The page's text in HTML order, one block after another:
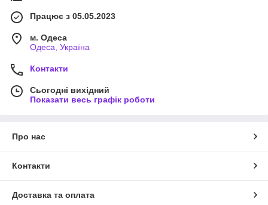
Працює з 05.05.2023
м. Одеса
Одеса, Україна
Контакти
Сьогодні вихідний
Показати весь графік роботи
Про нас
Контакти
Доставка та оплата